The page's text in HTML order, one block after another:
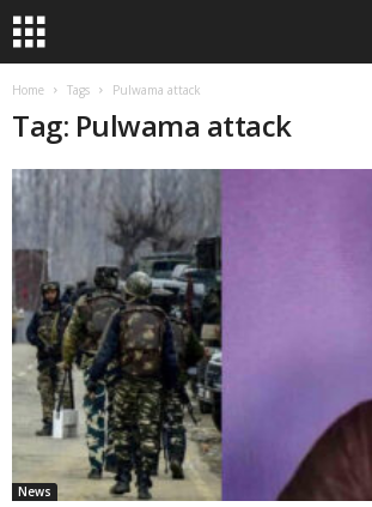
Home Tags Pulwama attack
Tag: Pulwama attack
News